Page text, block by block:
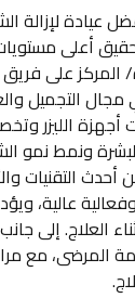
عيادة لإزالة
أعلى
المركز على
التجميل
الليزر
ونمط نمو
التقنيات
عالية،
العلاج. إلى
المرضى، مع